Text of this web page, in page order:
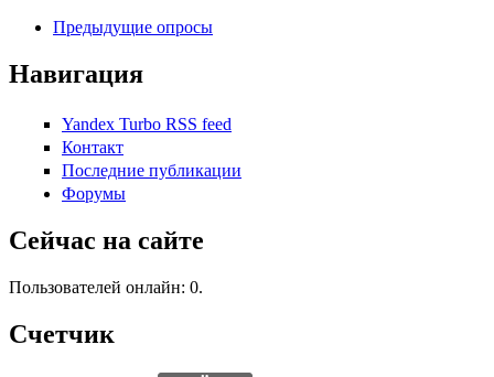
Предыдущие опросы
Навигация
Yandex Turbo RSS feed
Контакт
Последние публикации
Форумы
Сейчас на сайте
Пользователей онлайн: 0.
Счетчик